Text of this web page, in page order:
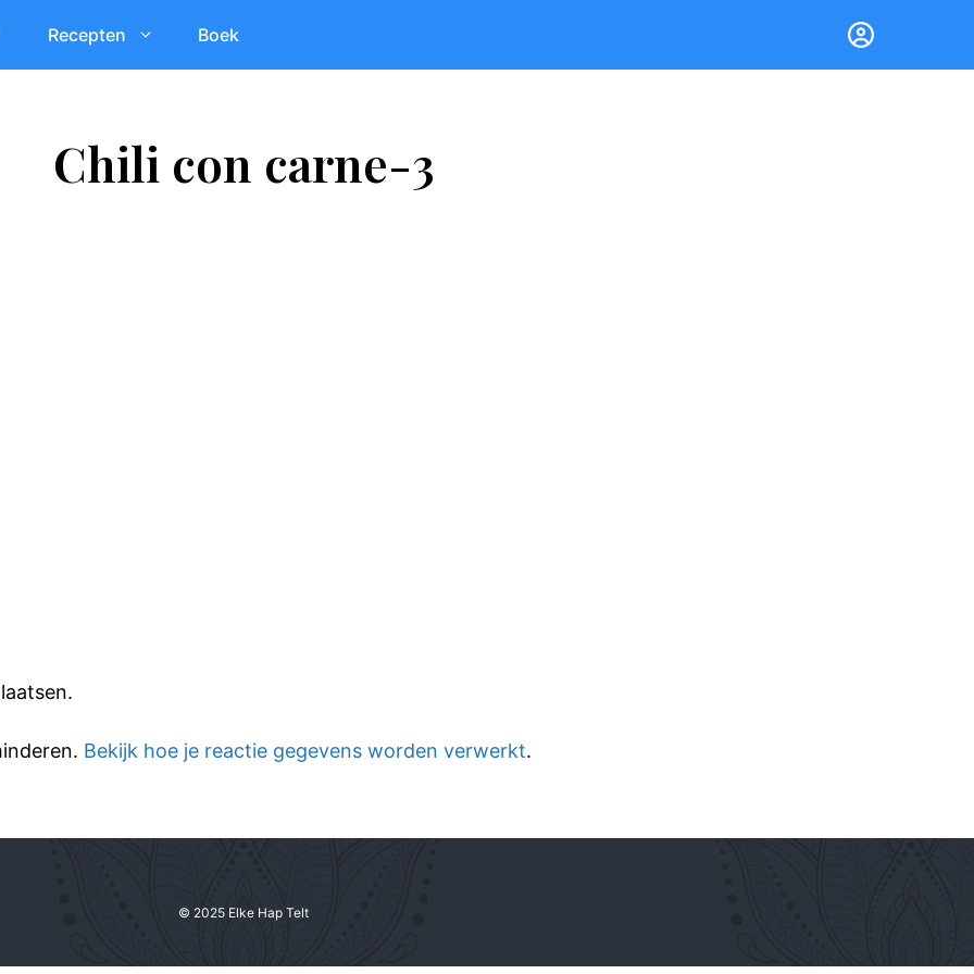
Recepten Boek
Chili con carne-3
Bekijk hoe je reactie gegevens worden verwerkt.
© 2025 Elke Hap Telt